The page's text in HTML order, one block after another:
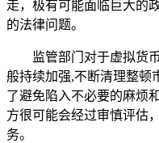
走，极有可能面临巨大的
的法律问题。
监管部门对于虚拟货
般持续加强,不断清理整顿
了避免陷入不必要的麻烦
方很可能会经过审慎评估
务。